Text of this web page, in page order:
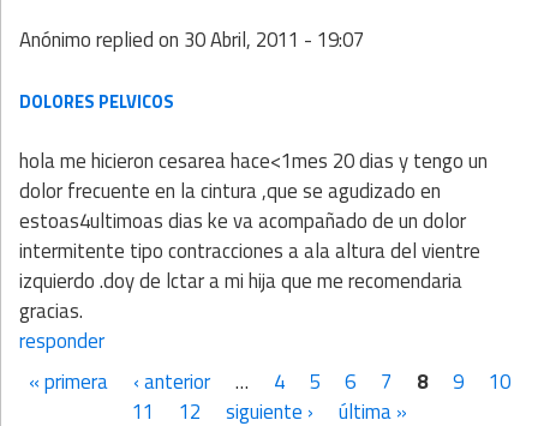
Anónimoreplied on 30 Abril, 2011 - 19:07
DOLORES PELVICOS
hola me hicieron cesarea hace<1mes 20 dias y tengo un
dolor frecuente en la cintura ,que se agudizado en
estoas4ultimoas dias ke va acompañado de un dolor
intermitente tipo contracciones a ala altura del vientre
izquierdo .doy de lctar a mi hija que me recomendaria
gracias.
responder
Páginas
« primera ‹ anterior … 4 5 6 7 8 9
10
11
12 siguiente › última »